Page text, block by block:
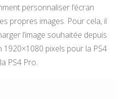
personnaliser l’écran
propres images. Pour cela, il
l’image souhaitée depuis
1920×1080 pixels pour la PS4
PS4 Pro.